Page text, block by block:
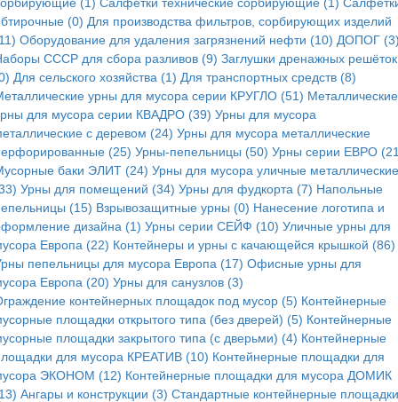
(0) Для производства фильтров, сорбирующих изделий
Оборудование для удаления загрязнений нефти (10) ДОПОГ
СССР для сбора разливов (9) Заглушки дренажных решёток
Для сельского хозяйства (1) Для транспортных средств (8)
урны для мусора серии КРУГЛО (51) Металлические
для мусора серии КВАДРО (39) Урны для мусора
с деревом (24) Урны для мусора металлические
(25) Урны-пепельницы (50) Урны серии ЕВРО
баки ЭЛИТ (24) Урны для мусора уличные металлические
Урны для помещений (34) Урны для фудкорта (7) Напольные
(15) Взрывозащитные урны (0) Нанесение логотипа и
дизайна (1) Урны серии СЕЙФ (10) Уличные урны для
Европа (22) Контейнеры и урны с качающейся крышкой (86)
пепельницы для мусора Европа (17) Офисные урны для
Европа (20) Урны для санузлов (3)
контейнерных площадок под мусор (5) Контейнерные
площадки открытого типа (без дверей) (5) Контейнерные
площадки закрытого типа (с дверьми) (4) Контейнерные
для мусора КРЕАТИВ (10) Контейнерные площадки для
ЭКОНОМ (12) Контейнерные площадки для мусора ДОМИК
Ангары и конструкции (3) Стандартные контейнерные площадки